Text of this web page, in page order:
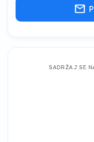
mail
SADRŽAJ SE